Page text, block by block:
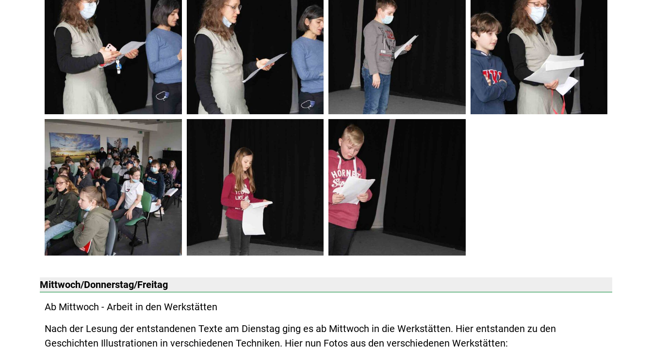
Mittwoch/Donnerstag/Freitag
Ab Mittwoch - Arbeit in den Werkstätten
Nach der Lesung der entstandenen Texte am Dienstag ging es ab Mittwoch in die Werkstätten. Hier entstanden zu den
Geschichten Illustrationen in verschiedenen Techniken. Hier nun Fotos aus den verschiedenen Werkstätten: